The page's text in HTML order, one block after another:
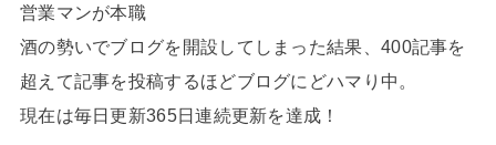
営業マンが本職
酒の勢いでブログを開設してしまった結果、400記事を
超えて記事を投稿するほどブログにどハマり中。
現在は毎日更新365日連続更新を達成！